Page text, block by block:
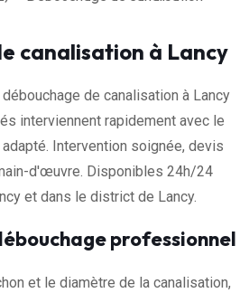
canalisation à Lancy
de canalisation à Lancy
interviennent rapidement avec le
Intervention soignée, devis
d'œuvre. Disponibles 24h/24
et dans le district de Lancy.
professionnel
et le diamètre de la canalisation,